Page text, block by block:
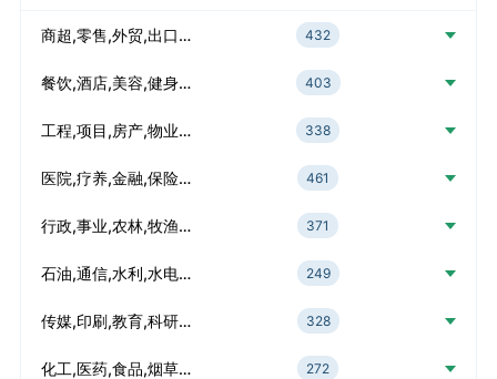
商超,零售,外贸,出口… 432
餐饮,酒店,美容,健身… 403
工程,项目,房产,物业… 338
医院,疗养,金融,保险… 461
行政,事业,农林,牧渔… 371
石油,通信,水利,水电… 249
传媒,印刷,教育,科研… 328
化工,医药,食品,烟草… 272